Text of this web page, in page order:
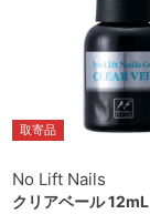
取寄品
No Lift Nails
クリアベール 12mL